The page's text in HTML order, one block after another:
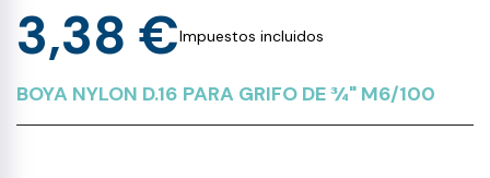
3,38 €Impuestos incluidos
BOYA NYLON D.16 PARA GRIFO DE ¾" M6/100